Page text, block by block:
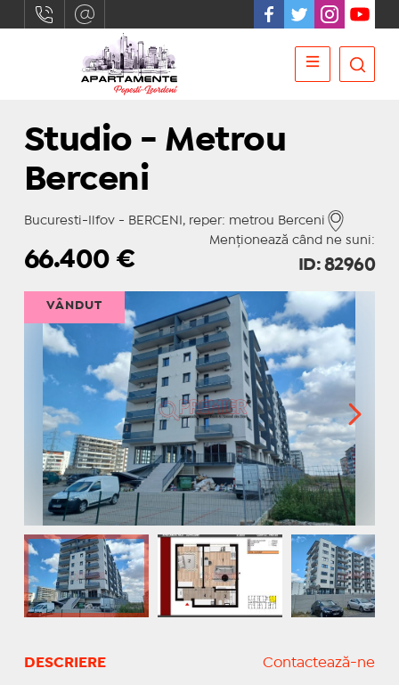
Studio - Metrou
Berceni
Bucuresti-Ilfov - BERCENI, reper: metrou Berceni
Menționează când ne suni:
66.400€ ID: 82960
VÂNDUT
DESCRIERE Contactează-ne